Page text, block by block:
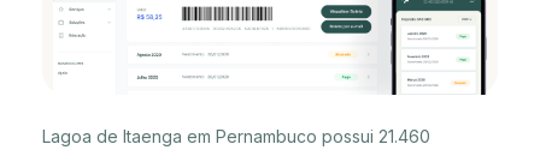
Lagoa de Itaenga em Pernambuco possui 21.460